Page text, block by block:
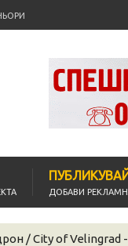
ДОБАВИ
/ City of Velingrad -